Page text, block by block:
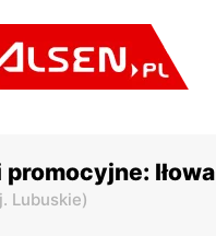
Iłowa
Lubuskie)